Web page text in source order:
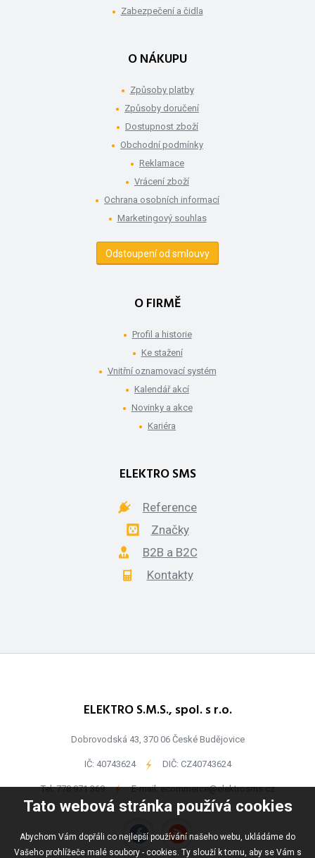
Tato webová stránka používá cookies
Abychom Vám dopřáli co nejlepší používání našeho webu, ukládáme do
Vašeho prohlížeče malé soubory - cookies. Ty slouží k tomu, aby se Vám s
Zabezpečení a čidla
O NÁKUPU
Způsoby platby
Způsoby doručení
Dostupnost zboží
Obchodní podmínky
Reklamace
Vrácení zboží
Ochrana osobních informací
Marketingový souhlas
Odstoupení od smlouvy
O FIRMĚ
Profil a historie
Ke stažení
Vnitřní oznamovací systém
Kalendář akcí
Novinky a akce
Kariéra
ELEKTRO SMS
Reference
Značky
B2B a B2C
Kontakty
ELEKTRO S.M.S., spol. s r.o.
Dobrovodská 43, 370 06 České Budějovice
IČ: 40743624 - DIČ: CZ40743624
Tel:778 971 369 - E-mail:ecommerce@elektrosms.cz